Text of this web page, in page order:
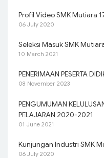
Profil Video SMK Mutiara
06 July 2020
Seleksi Masuk SMK
10 March 2021
PENERIMAAN PESERTA
08 November 2023
PENGUMUMAN
PELAJARAN 2020-2021
01 June 2021
Kunjungan Industri SMK
06 July 2020